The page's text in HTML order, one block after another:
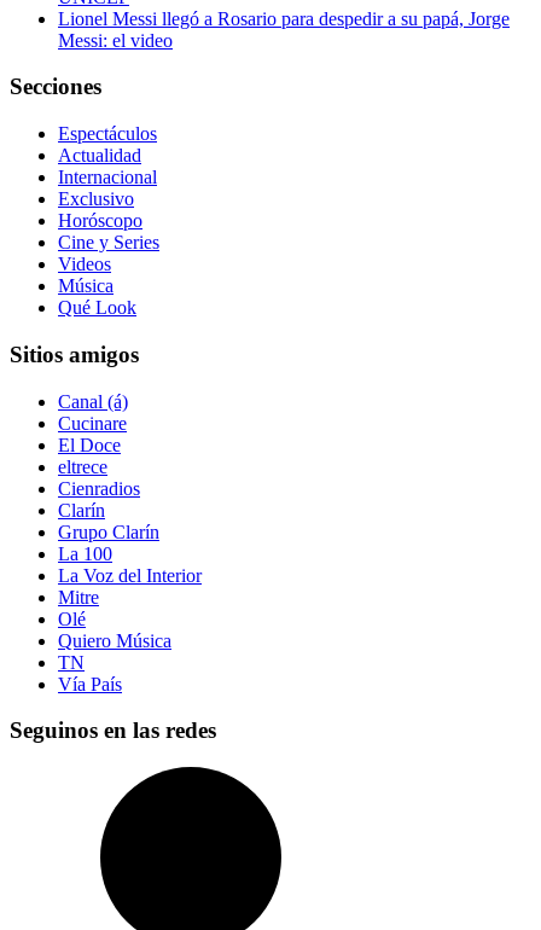
Lionel Messi llegó a Rosario para despedir a su papá, Jorge
Messi: el video
Secciones
Espectáculos
Actualidad
Internacional
Exclusivo
Horóscopo
Cine y Series
Videos
Música
Qué Look
Sitios amigos
Canal (á)
Cucinare
El Doce
eltrece
Cienradios
Clarín
Grupo Clarín
La 100
La Voz del Interior
Mitre
Olé
Quiero Música
TN
Vía País
Seguinos en las redes